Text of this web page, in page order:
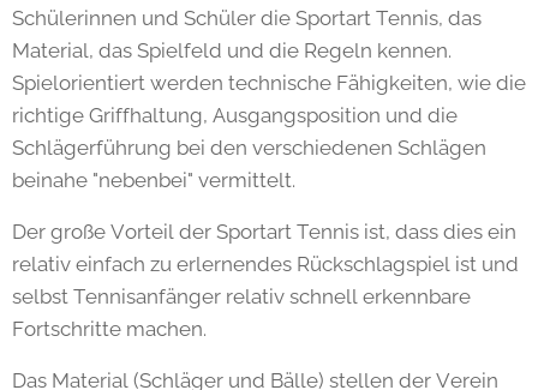
Schülerinnen und Schüler die Sportart Tennis, das
Material, das Spielfeld und die Regeln kennen.
Spielorientiert werden technische Fähigkeiten, wie die
richtige Griffhaltung, Ausgangsposition und die
Schlägerführung bei den verschiedenen Schlägen
beinahe "nebenbei" vermittelt.
Der große Vorteil der Sportart Tennis ist, dass dies ein
relativ einfach zu erlernendes Rückschlagspiel ist und
selbst Tennisanfänger relativ schnell erkennbare
Fortschritte machen.
Das Material (Schläger und Bälle) stellen der Verein